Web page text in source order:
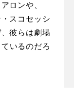
ロンや、
スコセッシ
彼らは劇場
いるのだろ